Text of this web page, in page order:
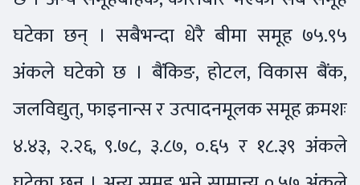
घटेका छन् । सबैभन्दा धेरै बीमा समूह ७५.९५
अंकले घटेको छ । बैंकिङ, होटल, विकास बैंक,
जलविद्युत्, फाइनान्स र उत्पादनमूलक समूह क्रमशः
४.४३, २.२६, ९.७८, ३.८७, ०.६५ र १८.३९ अंकले